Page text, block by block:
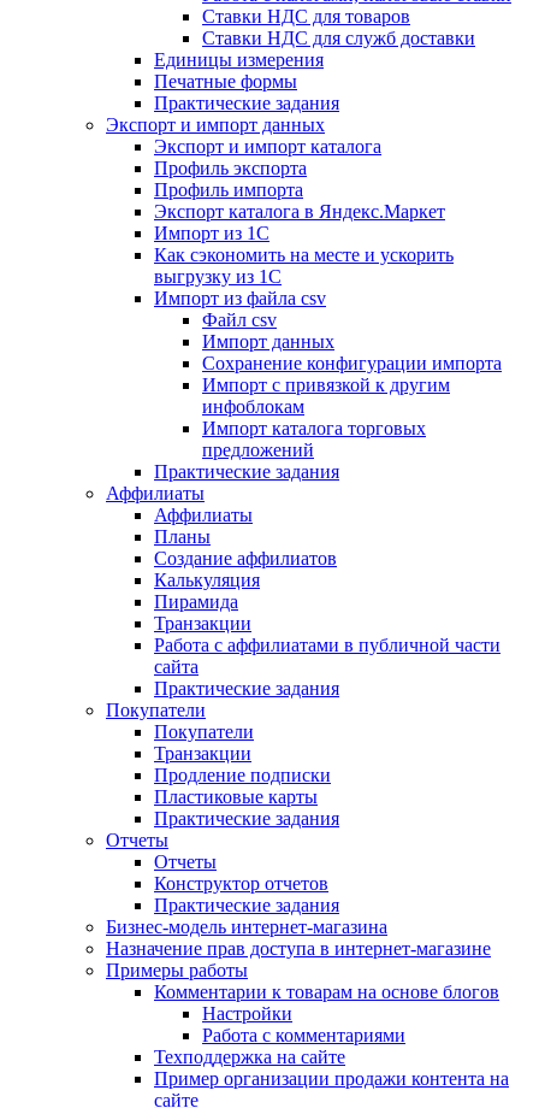
Ставки НДС для товаров
Ставки НДС для служб доставки
Единицы измерения
Печатные формы
Практические задания
Экспорт и импорт данных
Экспорт и импорт каталога
Профиль экспорта
Профиль импорта
Экспорт каталога в Яндекс.Маркет
Импорт из 1С
Как сэкономить на месте и ускорить
выгрузку из 1С
Импорт из файла csv
Файл csv
Импорт данных
Сохранение конфигурации импорта
Импорт с привязкой к другим
инфоблокам
Импорт каталога торговых
предложений
Практические задания
Аффилиаты
Аффилиаты
Планы
Создание аффилиатов
Калькуляция
Пирамида
Транзакции
Работа с аффилиатами в публичной части
сайта
Практические задания
Покупатели
Покупатели
Транзакции
Продление подписки
Пластиковые карты
Практические задания
Отчеты
Отчеты
Конструктор отчетов
Практические задания
Бизнес-модель интернет-магазина
Назначение прав доступа в интернет-магазине
Примеры работы
Комментарии к товарам на основе блогов
Настройки
Работа с комментариями
Техподдержка на сайте
Пример организации продажи контента на
сайте